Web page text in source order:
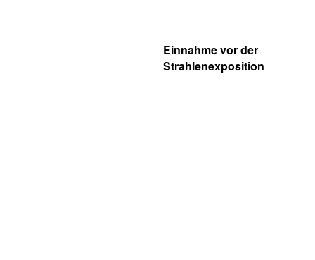
Einnahme vor der
Strahlenexposition